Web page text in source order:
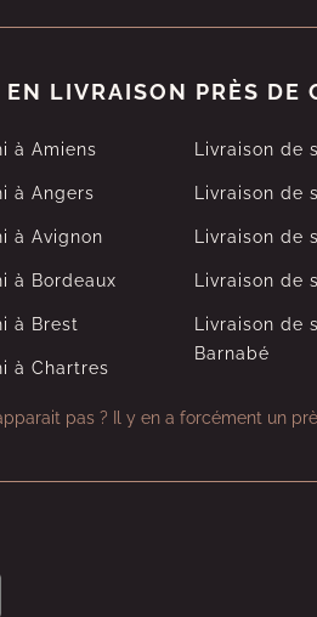
LIVRAISON PRÈS DE
à Amiens
à Angers
à Avignon
à Bordeaux
à Brest
à Chartres
Livraison de
Livraison de
Livraison de
Livraison de
Livraison de
Barnabé
pas ? Il y en a forcément un